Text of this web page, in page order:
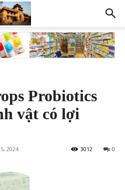
Probiotics
vật có lợi
2024 0
3012